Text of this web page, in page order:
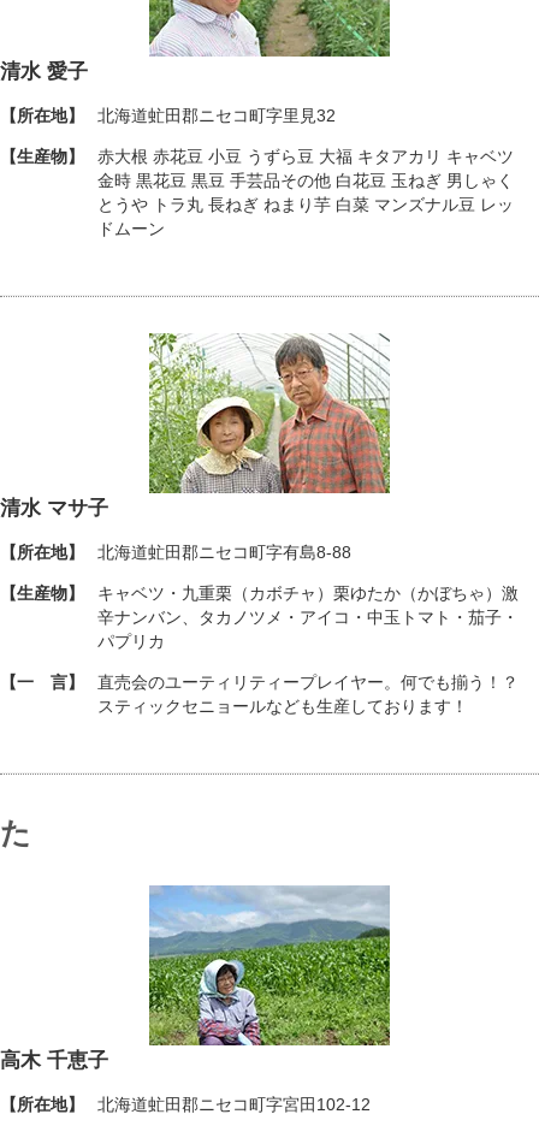
清水 愛子
【所在地】 北海道虻田郡ニセコ町字里見32
【生産物】
赤大根 赤花豆 小豆 うずら豆 大福 キタアカリ キャベツ
金時 黒花豆 黒豆 手芸品その他 白花豆 玉ねぎ 男しゃく
とうや トラ丸 長ねぎ ねまり芋 白菜 マンズナル豆 レッ
ドムーン
清水 マサ子
【所在地】 北海道虻田郡ニセコ町字有島8-88
【生産物】
キャベツ・九重栗（カボチャ）栗ゆたか（かぼちゃ）激
辛ナンバン、タカノツメ・アイコ・中玉トマト・茄子・
パプリカ
【一 言】
直売会のユーティリティープレイヤー。何でも揃う！？
スティックセニョールなども生産しております！
た
高木 千恵子
【所在地】 北海道虻田郡ニセコ町字宮田102-12